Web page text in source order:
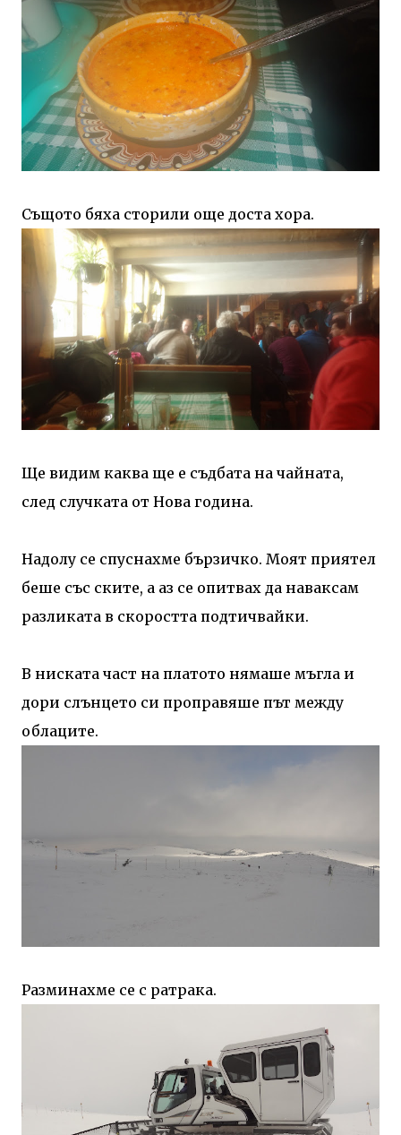
Същото бяха сторили още доста хора.
Ще видим каква ще е съдбата на чайната,
след случката от Нова година.
Надолу се спуснахме бързичко. Моят приятел
беше със ските, а аз се опитвах да наваксам
разликата в скоростта подтичвайки.
В ниската част на платото нямаше мъгла и
дори слънцето си проправяше път между
облаците.
Разминахме се с ратрака.